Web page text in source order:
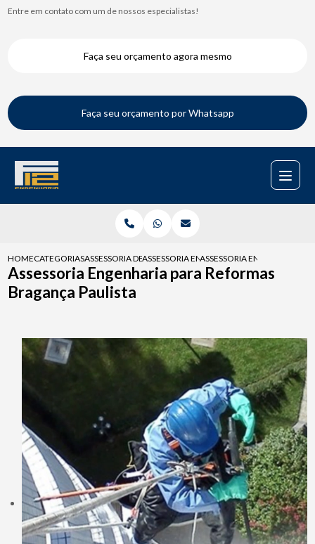
Entre em contato com um de nossos especialistas!
Faça seu orçamento agora mesmo
Faça seu orçamento por Whatsapp
HOMECATEGORIASASSESSORIA DE ENGENHARIAASSESSORIA ENGENHARIA PARA
ASSESSORIA ENGENHARIA
Assessoria Engenharia para Reformas
Bragança Paulista